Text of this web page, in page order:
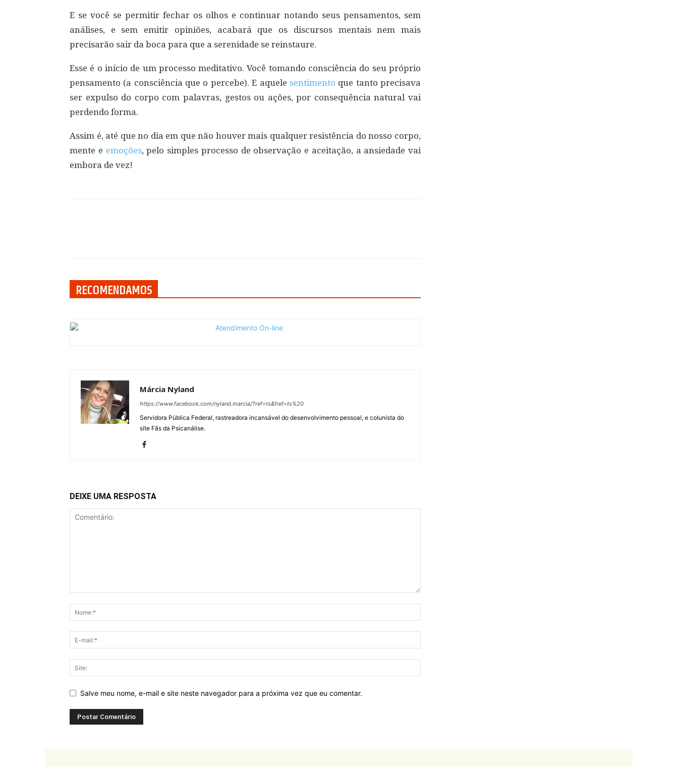
E se você se permitir fechar os olhos e continuar notando seus pensamentos, sem
análises, e sem emitir opiniões, acabará que os discursos mentais nem mais
precisarão sair da boca para que a serenidade se reinstaure.
Esse é o início de um processo meditativo. Você tomando consciência do seu próprio
pensamento (a consciência que o percebe). E aquele sentimento que tanto precisava
ser expulso do corpo com palavras, gestos ou ações, por consequência natural vai
perdendo forma.
Assim é, até que no dia em que não houver mais qualquer resistência do nosso corpo,
mente e emoções, pelo simples processo de observação e aceitação, a ansiedade vai
embora de vez!
RECOMENDAMOS
Márcia Nyland
https://www.facebook.com/nyland.marcia/?ref=ts&fref=ts%20
Servidora Pública Federal, rastreadora incansável do desenvolvimento pessoal, e colunista do
site Fãs da Psicanálise.
DEIXE UMA RESPOSTA
Salve meu nome, e-mail e site neste navegador para a próxima vez que eu comentar.